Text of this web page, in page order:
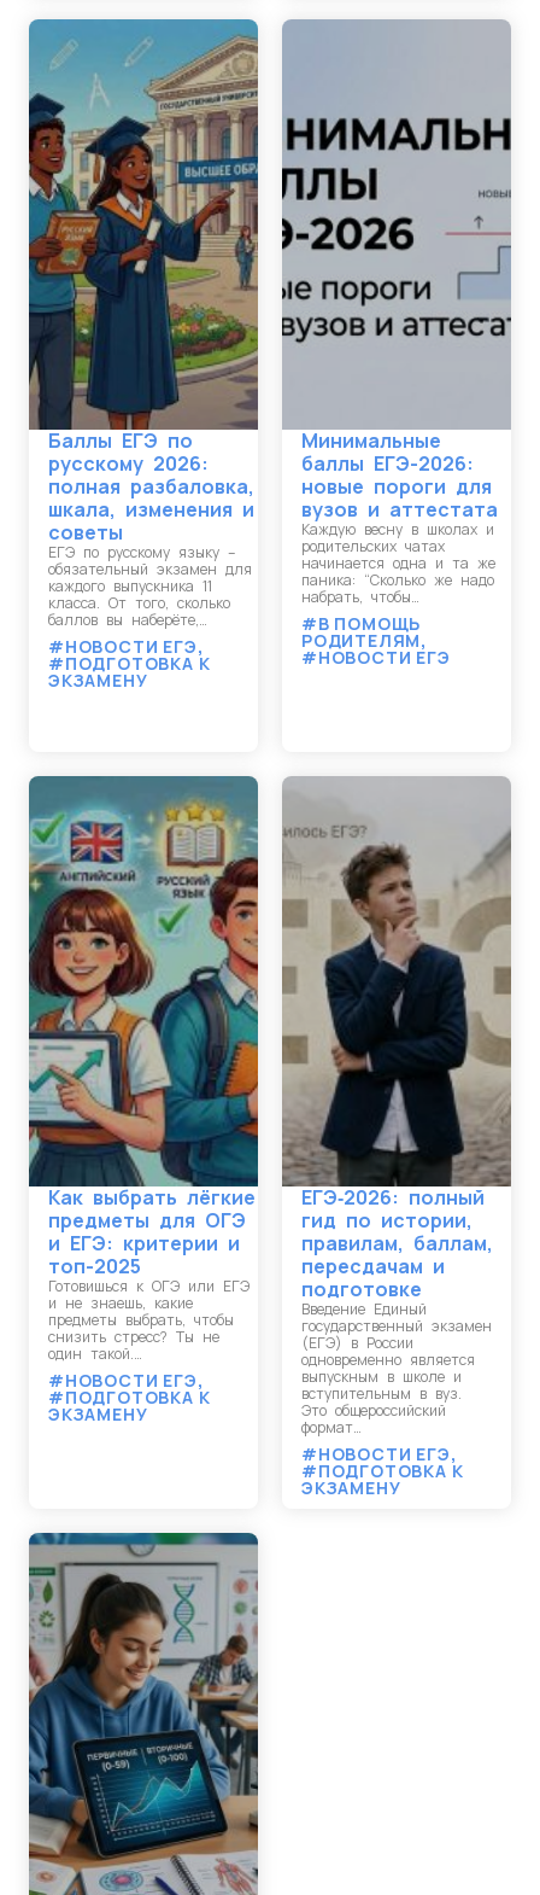
Баллы ЕГЭ по
русскому 2026:
полная разбаловка,
шкала, изменения и
советы
ЕГЭ по русскому языку –
обязательный экзамен для
каждого выпускника 11
класса. От того, сколько
баллов вы наберёте,…
#НОВОСТИ ЕГЭ,
#ПОДГОТОВКА К
ЭКЗАМЕНУ
Минимальные
баллы ЕГЭ-2026:
новые пороги для
вузов и аттестата
Каждую весну в школах и
родительских чатах
начинается одна и та же
паника: “Сколько же надо
набрать, чтобы…
#В ПОМОЩЬ
РОДИТЕЛЯМ,
#НОВОСТИ ЕГЭ
Как выбрать лёгкие
предметы для ОГЭ
и ЕГЭ: критерии и
топ-2025
Готовишься к ОГЭ или ЕГЭ
и не знаешь, какие
предметы выбрать, чтобы
снизить стресс? Ты не
один такой.…
#НОВОСТИ ЕГЭ,
#ПОДГОТОВКА К
ЭКЗАМЕНУ
ЕГЭ‑2026: полный
гид по истории,
правилам, баллам,
пересдачам и
подготовке
Введение Единый
государственный экзамен
(ЕГЭ) в России
одновременно является
выпускным в школе и
вступительным в вуз.
Это общероссийский
формат…
#НОВОСТИ ЕГЭ,
#ПОДГОТОВКА К
ЭКЗАМЕНУ